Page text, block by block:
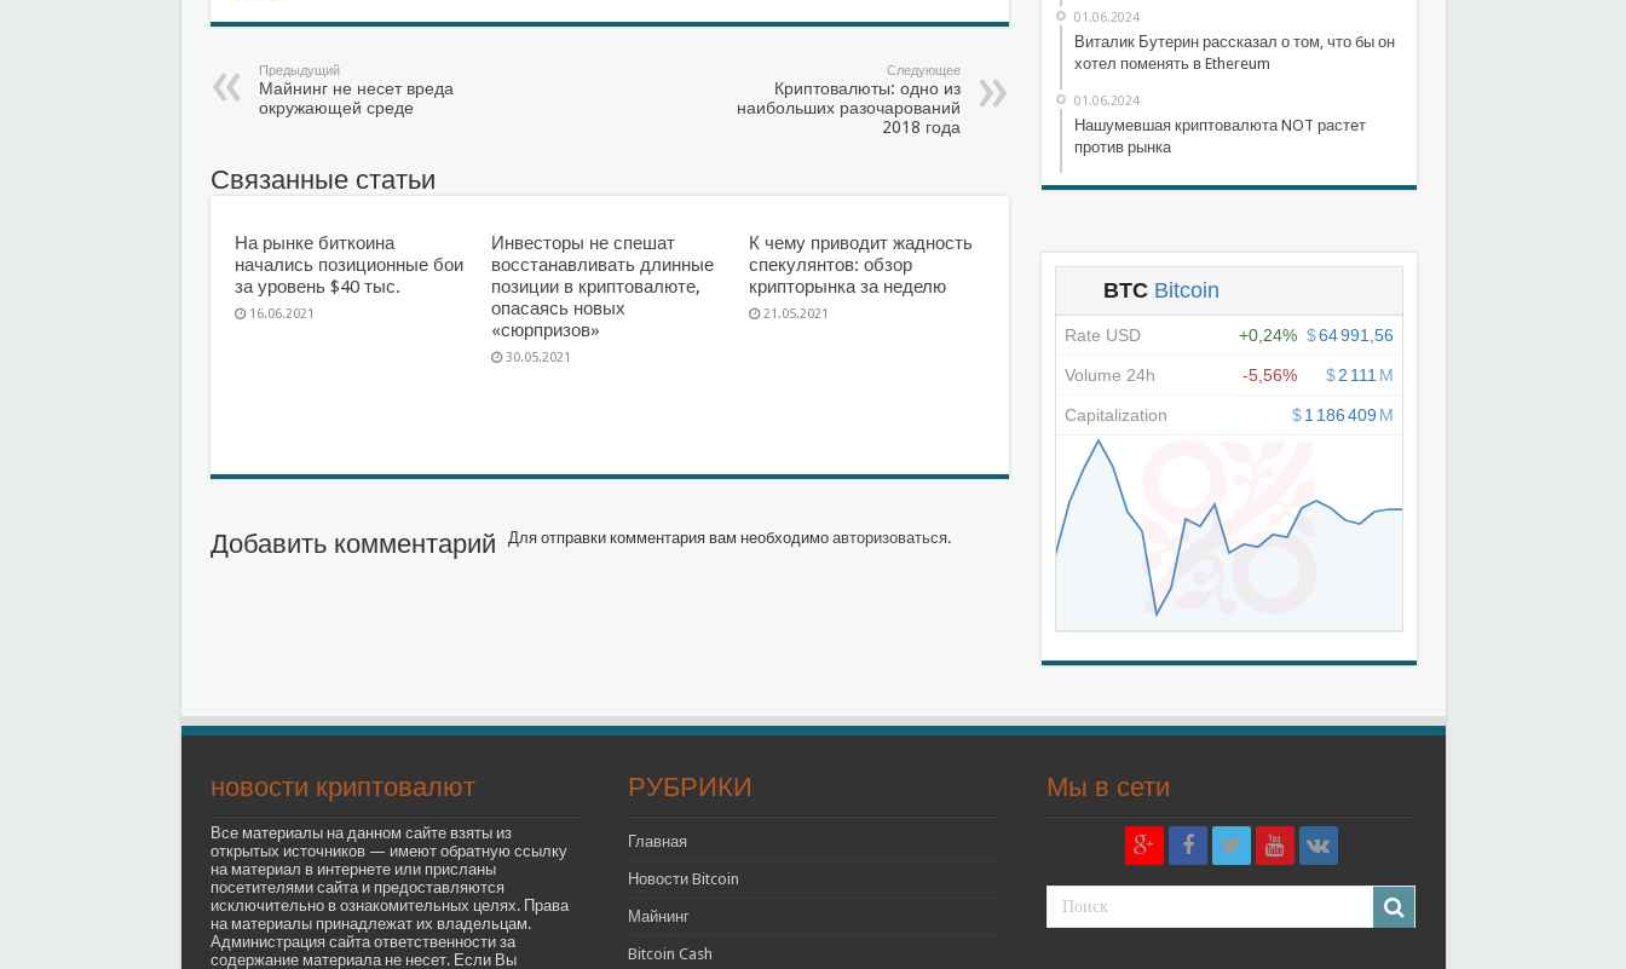
Предыдущий
Майнинг не несет вреда
окружающей среде
Следующее
Криптовалюты: одно из
наибольших разочарований
2018 года
Связанные статьи
На рынке биткоина
начались позиционные бои
за уровень $40 тыс.
16.06.2021
Инвесторы не спешат
восстанавливать длинные
позиции в криптовалюте,
опасаясь новых
«сюрпризов»
30.05.2021
К чему приводит жадность
спекулянтов: обзор
крипторынка за неделю
21.05.2021
Добавить комментарий Для отправки комментария вам необходимо авторизоваться.
01.06.2024
Виталик Бутерин рассказал о том, что бы он
хотел поменять в Ethereum
01.06.2024
Нашумевшая криптовалюта NOT растет
против рынка
новости криптовалют
Все материалы на данном сайте взяты из
открытых источников — имеют обратную ссылку
на материал в интернете или присланы
посетителями сайта и предоставляются
исключительно в ознакомительных целях. Права
на материалы принадлежат их владельцам.
Администрация сайта ответственности за
содержание материала не несет. Если Вы
РУБРИКИ
Главная
Новости Bitcoin
Майнинг
Bitcoin Cash
Мы в сети